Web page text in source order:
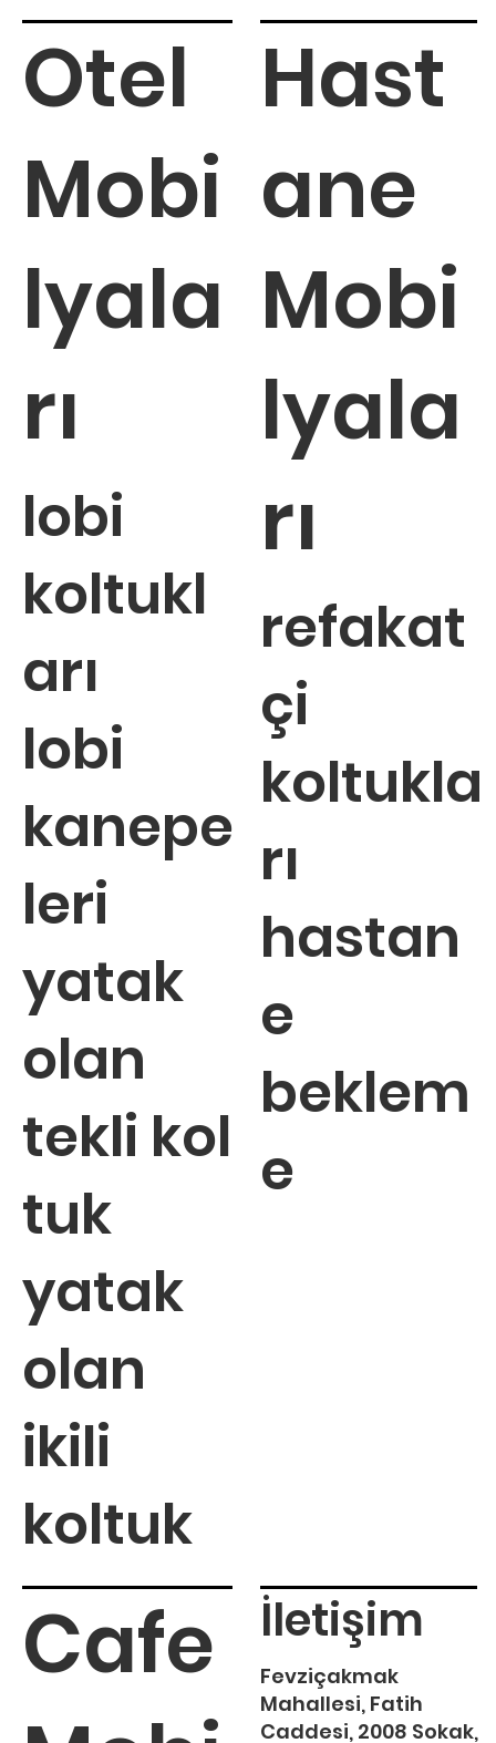
Otel
Mobi
lyala
rı
lobi
koltukl
arı
lobi
kanepe
leri
yatak
olan
tekli kol
tuk
yatak
olan
ikili
koltuk
Hast
ane
Mobi
lyala
rı
refakat
çi
koltukla
rı
hastan
e
beklem
e
Cafe
İletişim
Fevziçakmak
Mahallesi, Fatih
Caddesi, 2008 Sokak,